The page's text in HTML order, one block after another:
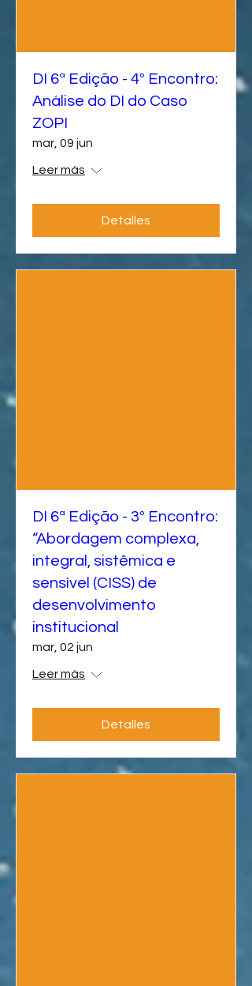
DI 6ª Edição - 4º Encontro:
Análise do DI do Caso
ZOPI
mar, 09 jun
Leer más
Detalles
DI 6ª Edição - 3º Encontro:
“Abordagem complexa,
integral, sistêmica e
sensível (CISS) de
desenvolvimento
institucional
mar, 02 jun
Leer más
Detalles